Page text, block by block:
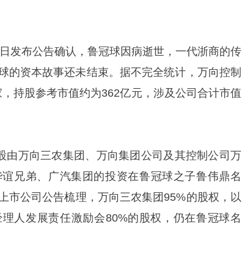
发布公告确认，鲁冠球因病逝世，一代浙商的传
的资本故事还未结束。据不完全统计，万向控制
持股参考市值约为362亿元，涉及公司合计市值
由万向三农集团、万向集团公司及其控制公司万
兄弟、广汽集团的投资在鲁冠球之子鲁伟鼎名
市公司公告梳理，万向三农集团95%的股权，以
人发展责任激励会80%的股权，仍在鲁冠球名